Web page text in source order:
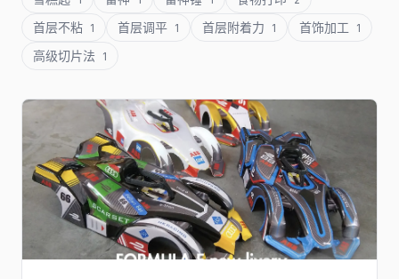
首层不粘 1 首层调平 1 首层附着力 1 首饰加工 1
高级切片法 1